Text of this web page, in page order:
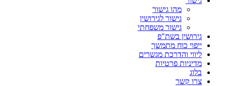
מהו גישור
גישור לגירושין
גישור משפחתי
גירושין בשת"פ
ייפוי כוח מתמשך
ליווי והדרכת מגשרים
מדיניות פרטיות
בלוג
צרו קשר